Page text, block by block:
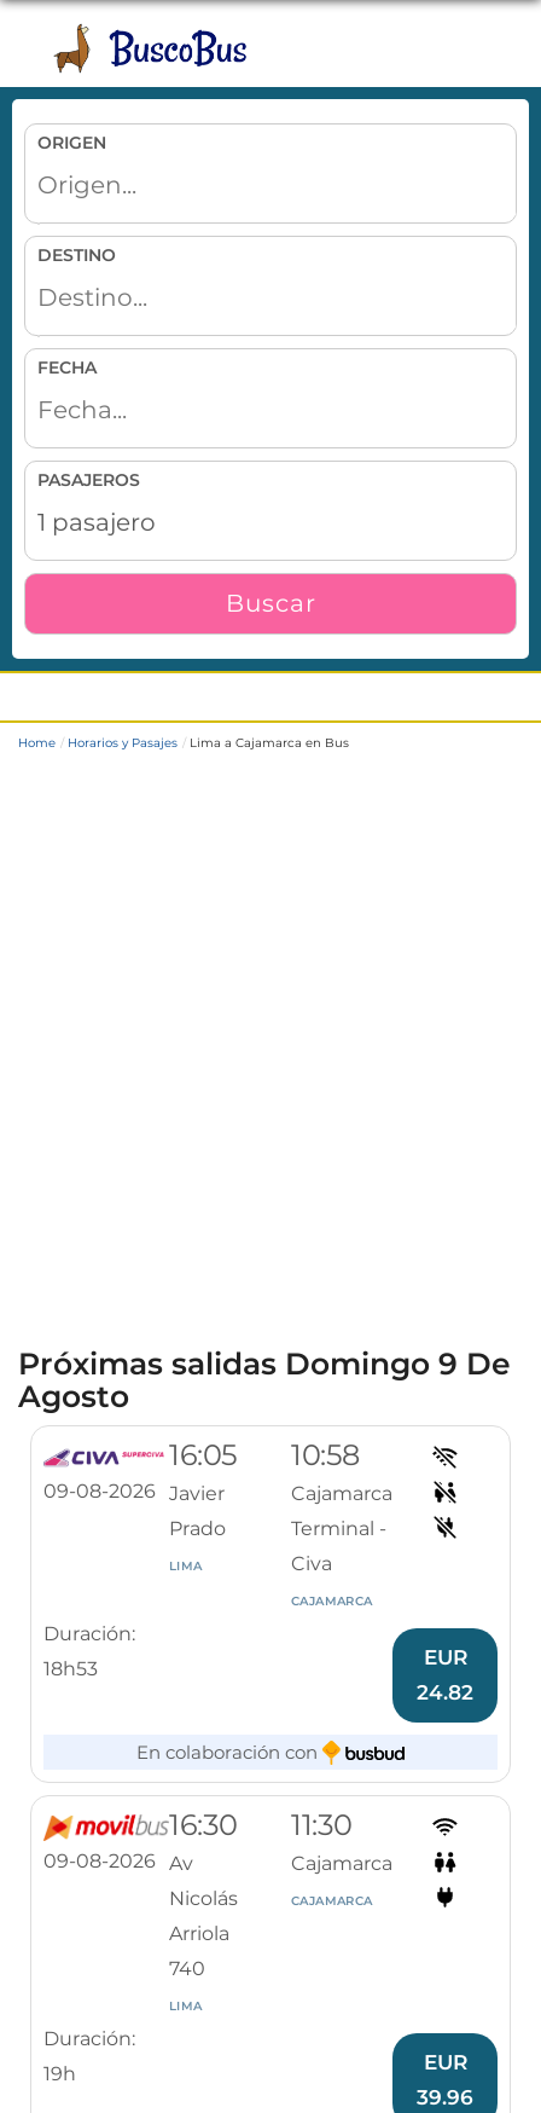
ORIGEN
DESTINO
FECHA
PASAJEROS
Buscar
Home Horarios y Pasajes Lima a Cajamarca en Bus
Próximas salidas Domingo 9 De
Agosto
09-08-2026
16:05
Javier
Prado
LIMA
10:58
Cajamarca
Terminal -
Civa
CAJAMARCA
Duración:
18h53
EUR
24.82
En colaboración con
09-08-2026
16:30
Av
Nicolás
Arriola
740
LIMA
11:30
Cajamarca
CAJAMARCA
Duración:
19h
EUR
39.96